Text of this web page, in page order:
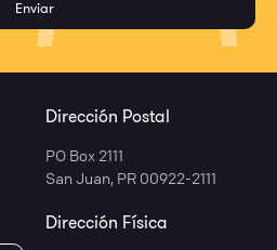
Dirección Postal
PO Box 2111
San Juan, PR 00922-2111
Dirección Física